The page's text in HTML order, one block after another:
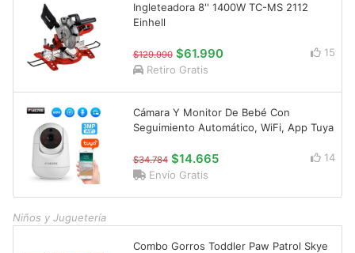
Ingleteadora 8'' 1400W TC-MS 2112
Einhell
$129.990 $61.990
15
Retiro Gratis
Cámara Y Monitor De Bebé Con
Seguimiento Automático, WiFi, App Tuya
$34.784 $14.665
14
Envío Gratis
Niños y Juguetería
Combo Gorros Toddler Paw Patrol Skye